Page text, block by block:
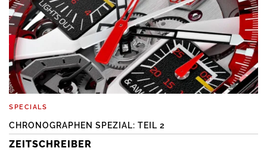
SPECIALS
CHRONOGRAPHEN SPEZIAL: TEIL 2
ZEITSCHREIBER